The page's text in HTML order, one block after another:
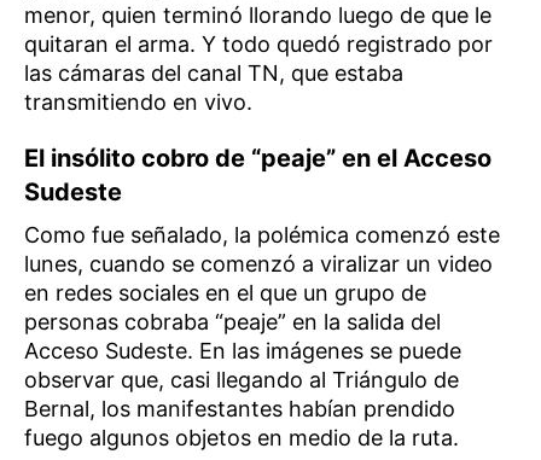
menor, quien terminó llorando luego de que le
quitaran el arma. Y todo quedó registrado por
las cámaras del canal TN, que estaba
transmitiendo en vivo.
El insólito cobro de “peaje” en el Acceso
Sudeste
Como fue señalado, la polémica comenzó este
lunes, cuando se comenzó a viralizar un video
en redes sociales en el que un grupo de
personas cobraba “peaje” en la salida del
Acceso Sudeste. En las imágenes se puede
observar que, casi llegando al Triángulo de
Bernal, los manifestantes habían prendido
fuego algunos objetos en medio de la ruta.